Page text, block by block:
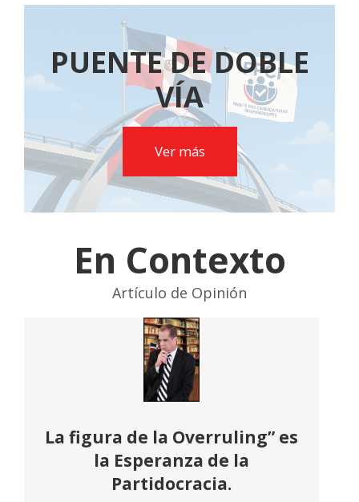
PUENTE DE DOBLE
VÍA
Ver más
En Contexto
Artículo de Opinión
La figura de la Overruling” es
la Esperanza de la
Partidocracia.